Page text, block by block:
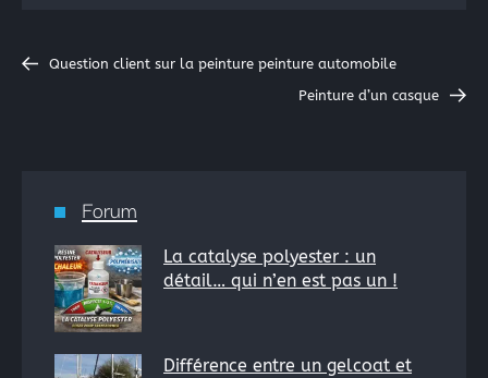
Question client sur la peinture peinture automobile
Peinture d’un casque
Forum
La catalyse polyester : un
détail… qui n’en est pas un !
Différence entre un gelcoat et